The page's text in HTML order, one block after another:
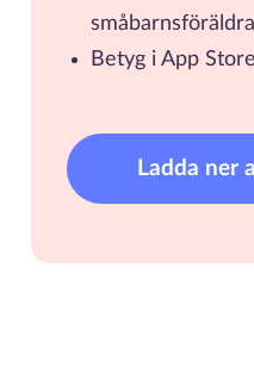
Betyg i App
Ladda ner